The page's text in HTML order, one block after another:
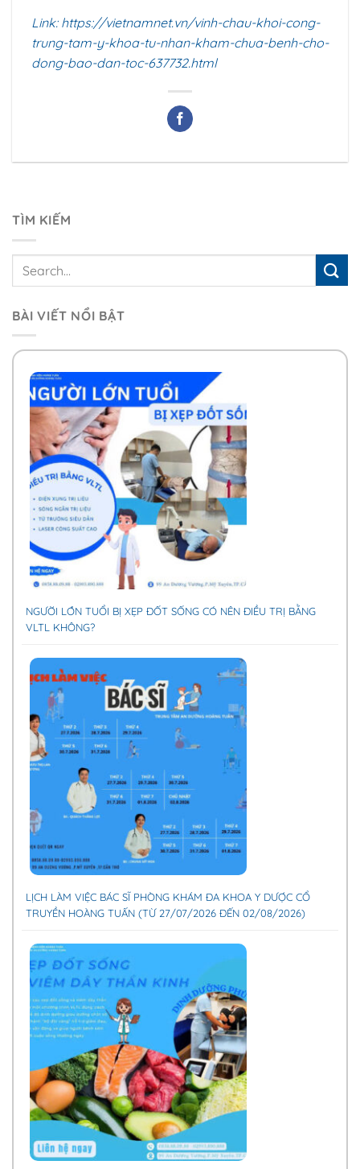
Link: https://vietnamnet.vn/vinh-chau-khoi-cong-
trung-tam-y-khoa-tu-nhan-kham-chua-benh-cho-
dong-bao-dan-toc-637732.html
TÌM KIẾM
BÀI VIẾT NỔI BẬT
NGƯỜI LỚN TUỔI BỊ XẸP ĐỐT SỐNG CÓ NÊN ĐIỀU TRỊ BẰNG
VLTL KHÔNG?
LỊCH LÀM VIỆC BÁC SĨ PHÒNG KHÁM ĐA KHOA Y DƯỢC CỔ
TRUYỀN HOÀNG TUẤN (TỪ 27/07/2026 ĐẾN 02/08/2026)